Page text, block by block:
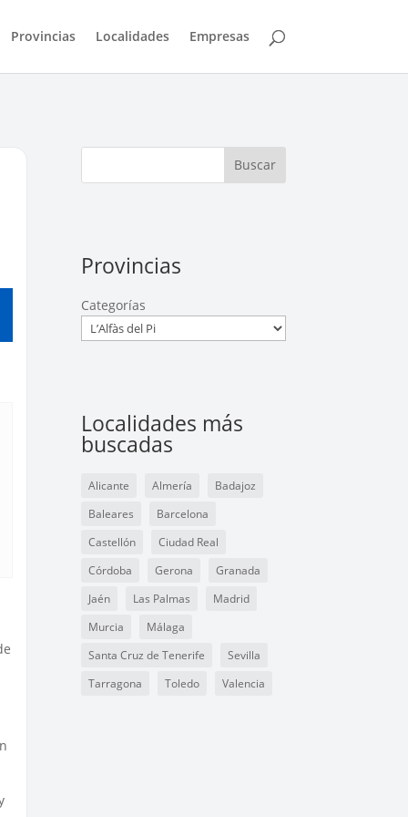
Provincias Localidades Empresas
Buscar
Provincias
Categorías
Localidades más
buscadas
Alicante Almería
Badajoz
Baleares
Barcelona
Castellón
Ciudad Real
Córdoba
Gerona
Granada
Jaén
Las Palmas
Madrid
Murcia
Málaga
Santa Cruz de Tenerife
Sevilla
Tarragona
Toledo Valencia